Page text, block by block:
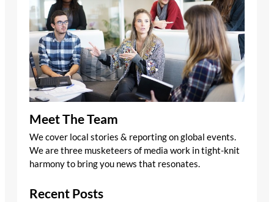
Meet The Team
We cover local stories & reporting on global events.
We are three musketeers of media work in tight-knit
harmony to bring you news that resonates.
Recent Posts